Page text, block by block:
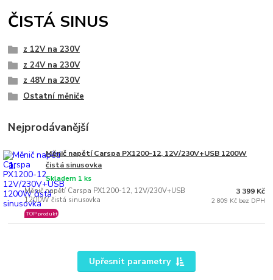
ČISTÁ SINUS
z 12V na 230V
z 24V na 230V
z 48V na 230V
Ostatní měniče
Nejprodávanější
1.
Měnič napětí Carspa PX1200-12, 12V/230V+USB 1200W
čistá sinusovka
Měnič napětí Carspa PX1200-12, 12V/230V+USB
1200W čistá sinusovka
Skladem 1 ks
TOP produkt
3 399 Kč
2 809 Kč bez DPH
Upřesnit parametry